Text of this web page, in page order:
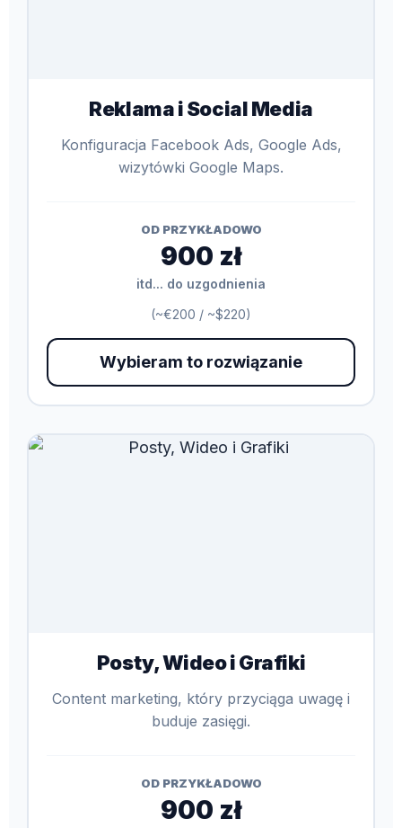
Reklama i Social Media
Konfiguracja Facebook Ads, Google Ads,
wizytówki Google Maps.
OD PRZYKŁADOWO
900 zł
itd... do uzgodnienia
(~€200 / ~$220)
Wybieram to rozwiązanie
Posty, Wideo i Grafiki
Content marketing, który przyciąga uwagę i
buduje zasięgi.
OD PRZYKŁADOWO
900 zł